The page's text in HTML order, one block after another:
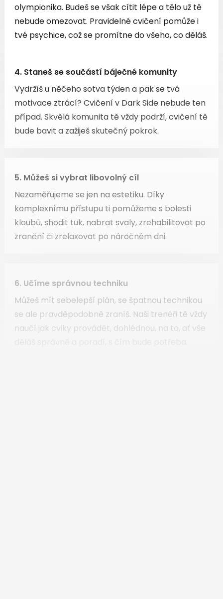
olympionika. Budeš se však cítit lépe a tělo už tě
nebude omezovat. Pravidelné cvičení pomůže i
tvé psychice, což se promítne do všeho, co děláš.
4. Staneš se součástí báječné komunity
Vydržíš u něčeho sotva týden a pak se tvá
motivace ztrácí? Cvičení v Dark Side nebude ten
případ. Skvělá komunita tě vždy podrží, cvičení tě
bude bavit a zažiješ skutečný pokrok.
5. Můžeš si vybrat libovolný cíl
Nezaměřujeme se jen na estetiku. Díky
komplexnímu přístupu ti pomůžeme s bolesti
kloubů, shodit tuk, nabrat svaly, zrehabilitovat po
zranění či zrelaxovat po náročném dni.
6. Učíme správnou techniku
Můžeš mít sebelepší plán, se špatnou technikou
se ale pravděpodobně zraníš. Naši trenéři tě vždy
naučí jak cviky provádět, dohlédnou, na to, ať vše